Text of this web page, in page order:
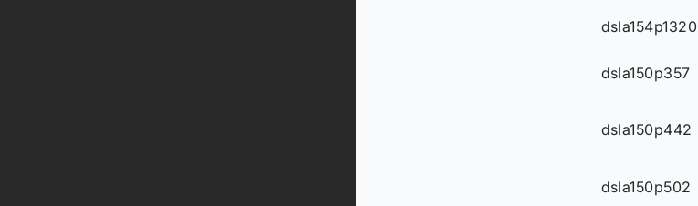
dsla154p1320
dsla150p357
dsla150p442
dsla150p502